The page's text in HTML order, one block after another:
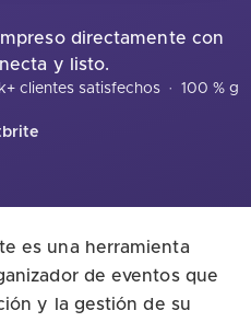
directamente con
y listo.
clientes satisfechos · 100 %
es una herramienta
de eventos que
y la gestión de su